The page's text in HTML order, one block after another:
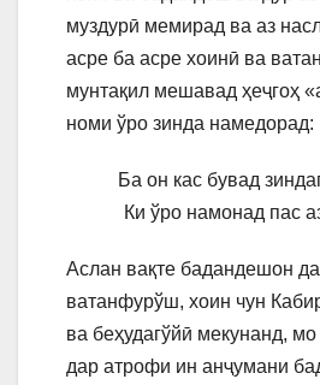
муздурӣ мемирад ва аз
асре ба асре хоинӣ ва
мунтақил мешавад ҳеҷгоҳ
номи ўро зинда намедорад:
Ба он кас бувад
Ки ўро намонад пас
Аслан вақте бадандешон
ватанфурўш, хоин чун
ва беҳудагўйӣ мекунанд,
дар атрофи ин анҷумани